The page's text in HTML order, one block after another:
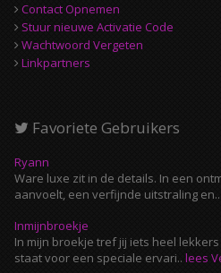
Contact Opnemen
Stuur nieuwe Activatie Code
Wachtwoord Vergeten
Linkpartners
Favoriete Gebruikers
Ryann
Ware luxe zit in de details. In een
aanvoelt, een verfijnde uitstraling en..
Inmijnbroekje
In mijn broekje tref jij iets heel
staat voor een speciale ervari.. lees